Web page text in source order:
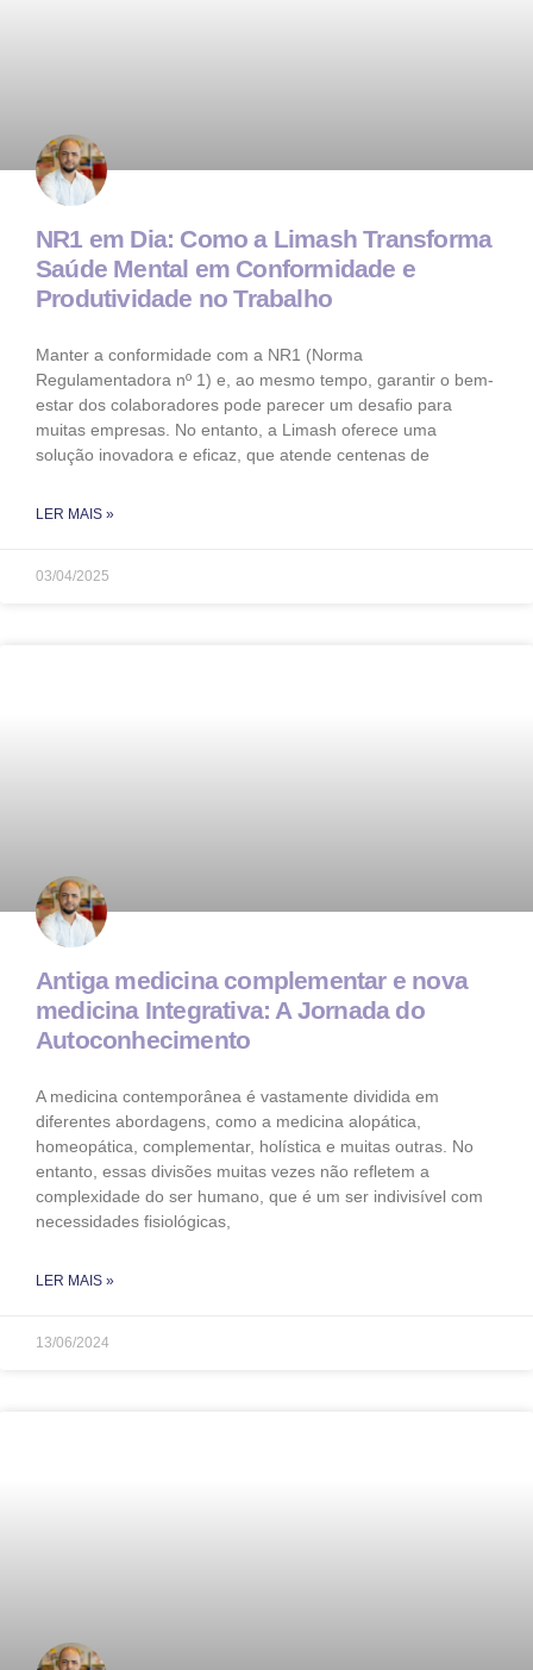
NR1 em Dia: Como a Limash Transforma
Saúde Mental em Conformidade e
Produtividade no Trabalho
Manter a conformidade com a NR1 (Norma
Regulamentadora nº 1) e, ao mesmo tempo, garantir o bem-
estar dos colaboradores pode parecer um desafio para
muitas empresas. No entanto, a Limash oferece uma
solução inovadora e eficaz, que atende centenas de
LER MAIS »
03/04/2025
Antiga medicina complementar e nova
medicina Integrativa: A Jornada do
Autoconhecimento
A medicina contemporânea é vastamente dividida em
diferentes abordagens, como a medicina alopática,
homeopática, complementar, holística e muitas outras. No
entanto, essas divisões muitas vezes não refletem a
complexidade do ser humano, que é um ser indivisível com
necessidades fisiológicas,
LER MAIS »
13/06/2024